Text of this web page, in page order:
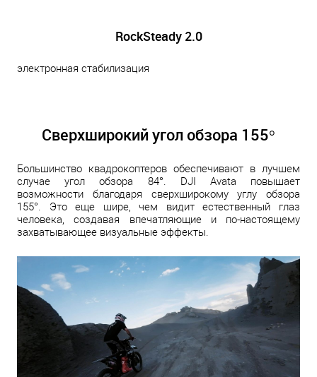
RockSteady 2.0
электронная стабилизация
Сверхширокий угол обзора 155°
Большинство квадрокоптеров обеспечивают в лучшем
случае угол обзора 84°. DJI Avata повышает
возможности благодаря сверхширокому углу обзора
155°. Это еще шире, чем видит естественный глаз
человека, создавая впечатляющие и по-настоящему
захватывающее визуальные эффекты.